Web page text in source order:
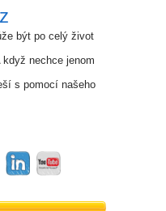
být po celý život
když nechce jenom
s pomocí našeho